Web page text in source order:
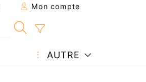
Mon compte
AUTRE